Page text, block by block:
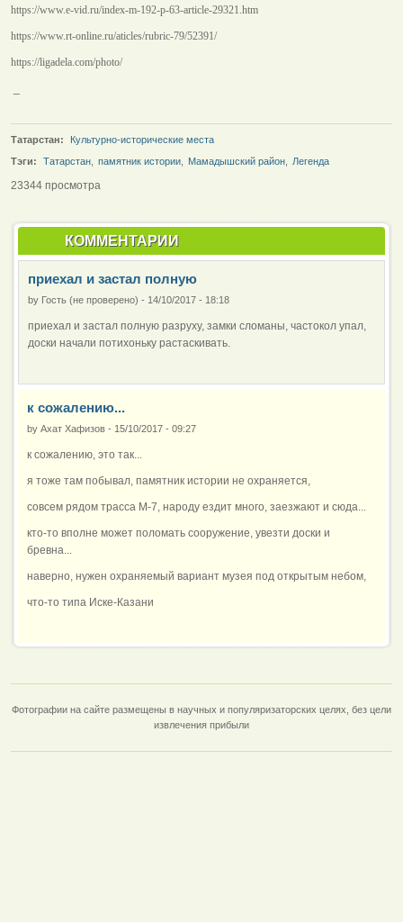
https://www.e-vid.ru/index-m-192-p-63-article-29321.htm
https://www.rt-online.ru/aticles/rubric-79/52391/
https://ligadela.com/photo/
Татарстан:
Культурно-исторические места
Тэги:
Татарстан памятник истории Мамадышский район Легенда
23344 просмотра
КОММЕНТАРИИ
приехал и застал полную
by Гость (не проверено) - 14/10/2017 - 18:18
приехал и застал полную разруху, замки сломаны, частокол упал,
доски начали потихоньку растаскивать.
к сожалению...
by Ахат Хафизов - 15/10/2017 - 09:27
к сожалению, это так...
я тоже там побывал, памятник истории не охраняется,
совсем рядом трасса М-7, народу ездит много, заезжают и сюда...
кто-то вполне может поломать сооружение, увезти доски и
бревна...
наверно, нужен охраняемый вариант музея под открытым небом,
что-то типа Иске-Казани
Фотографии на сайте размещены в научных и популяризаторских целях, без цели
извлечения прибыли